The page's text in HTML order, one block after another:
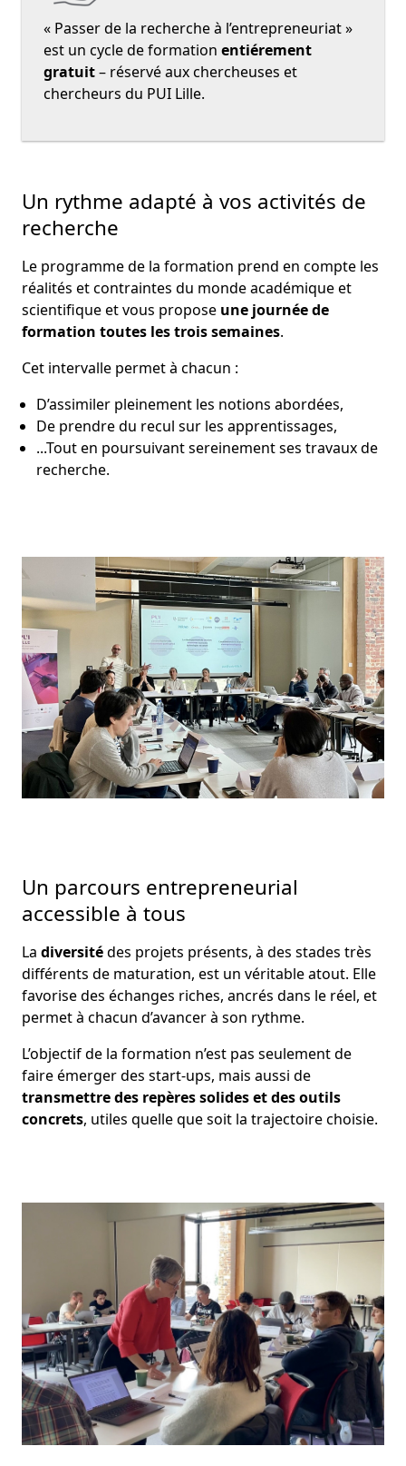
« Passer de la recherche à l’entrepreneuriat »
est un cycle de formation entiérement
gratuit– réservé aux chercheuses et
chercheurs du PUI Lille.
Un rythme adapté à vos activités de
recherche
Le programme de la formation prend en compte les
réalités et contraintes du monde académique et
scientifique et vous propose une journée de
formation toutes les trois semaines.
Cet intervalle permet à chacun :
D’assimiler pleinement les notions abordées,
De prendre du recul sur les apprentissages,
...Tout en poursuivant sereinement ses travaux de
recherche.
Un parcours entrepreneurial
accessible à tous
La diversitédes projets présents, à des stades très
différents de maturation, est un véritable atout. Elle
favorise des échanges riches, ancrés dans le réel, et
permet à chacun d’avancer à son rythme.
L’objectif de la formation n’est pas seulement de
faire émerger des start-ups, mais aussi de
transmettre des repères solides et des outils
concrets, utiles quelle que soit la trajectoire choisie.